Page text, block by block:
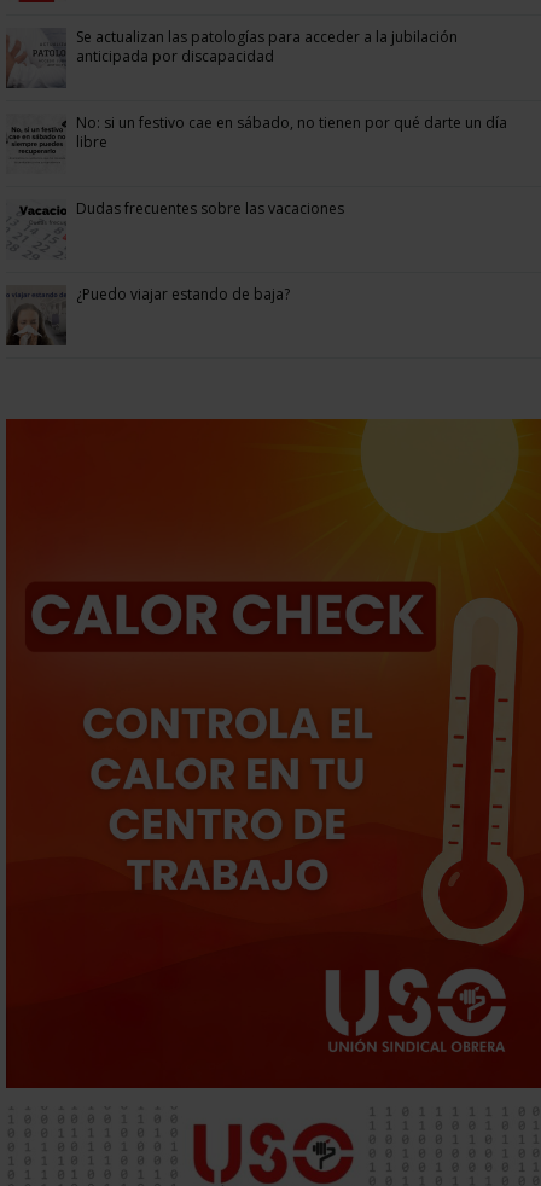
Se actualizan las patologías para acceder a la jubilación
anticipada por discapacidad
No: si un festivo cae en sábado, no tienen por qué darte un día
libre
Dudas frecuentes sobre las vacaciones
¿Puedo viajar estando de baja?